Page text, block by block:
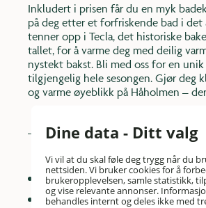
Dine data - Ditt valg
Vi vil at du skal føle deg trygg når du
nettsiden. Vi bruker cookies for å
brukeropplevelsen, samle statistikk,
og vise relevante annonser.
behandles internt og deles ikke med
Inkludert i prisen får du en myk
på deg etter et forfriskende bad i det
tenner opp i Tecla, det historiske
tallet, for å varme deg med deilig
nystekt bakst. Bli med oss for en
tilgjengelig hele sesongen. Gjør deg
og varme øyeblikk på Håholmen –
Hele sesongen april-oktober
Badekåpe inkludert